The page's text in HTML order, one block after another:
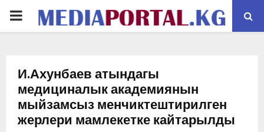
PRIMARY
И.Ахунбаев атындагы
медициналык академиянын
мыйзамсыз менчиктештирилген
жерлери мамлекетке кайтарылды